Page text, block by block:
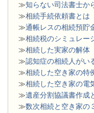
≫知らない司法書士か
≫相続手続依頼書とは
≫通帳レスの相続預貯
≫相続税のシミュレー
≫相続した実家の解体
≫認知症の相続人がい
≫相続した空き家の特
≫相続した空き家の電
≫遺産分割協議書作成
≫数次相続と空き家の